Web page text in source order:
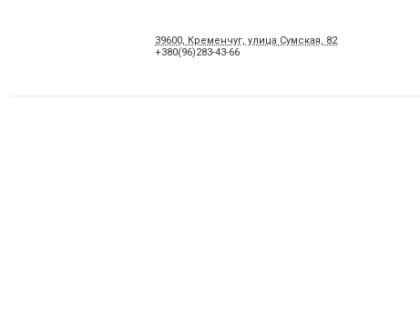
39600, Кременчуг, улица Сумская, 82
+380(96)283-43-66